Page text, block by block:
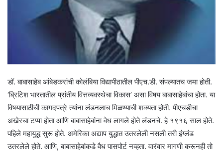
डॉ. बाबासाहेब आंबेडकरांची कोलंबिया विद्यापीठातील पीएच.डी. संपल्यातच जमा होती.
‘ब्रिटिश भारतातील प्रांतीय वित्तव्यवस्थेचा विकास’ असा विषय बाबासाहेबांचा होता. या
विषयासाठीची कागदपत्रे त्यांना लंडनलाच मिळण्याची शक्यता होती. पीएचडीचा
अखेरचा टप्पा होता आणि बाबासाहेबांना वेध लागले होते लंडनचे. हे १९१६ साल होते.
पहिले महायुद्ध सुरू होते. अमेरिका अद्याप युद्धात उतरलेली नसली तरी इंग्लंड
उतरलेले होते. आणि, बाबासाहेबांकडे वैध पासपोर्ट नव्हता. वारंवार मागणी करूनही तो